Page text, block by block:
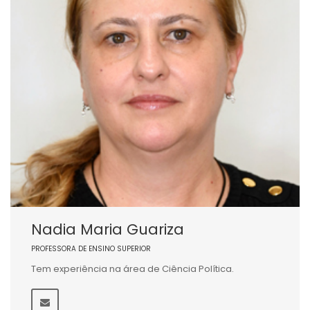
Nadia Maria Guariza
PROFESSORA DE ENSINO SUPERIOR
Tem experiência na área de Ciência Política.